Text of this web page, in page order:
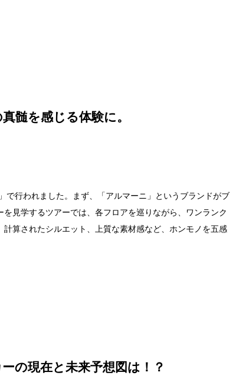
髄を感じる体験に。
行われました。まず、「アルマーニ」というブランドがブ
見学するツアーでは、各フロアを巡りながら、ワンランク
算されたシルエット、上質な素材感など、ホンモノを五感
の現在と未来予想図は！？